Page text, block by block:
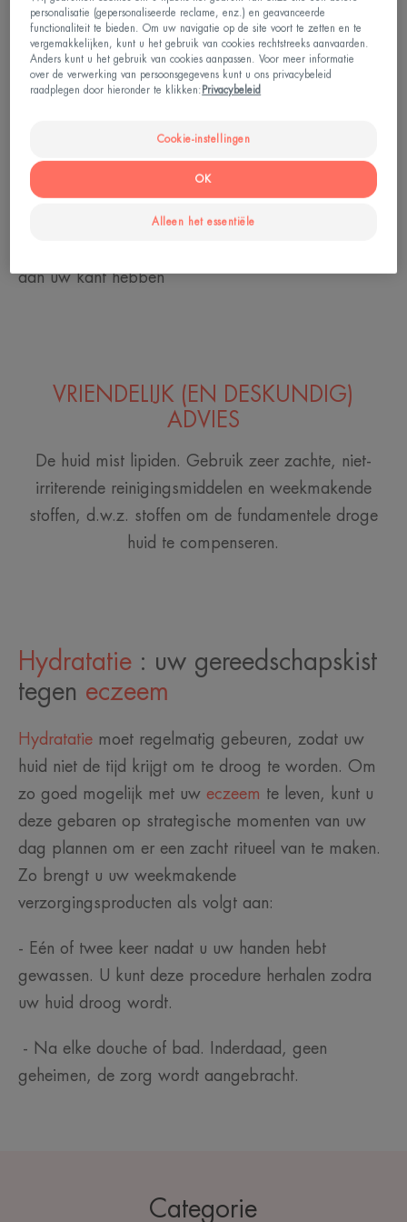
Op kantoor, tijdens een afspraakje, de drang om te
krabben is oncontroleerbaar en kan u op de
slechtste momenten in zijn greep houden. De juiste
reflexenhanteren qua hydratatie
Ga naar de badkamer om uw missie te volbrengen:
leer hoe u
met een
product dat speciaal voor uw huid werd ontwikkeld
en ontdek hoe u de technieken om dit aan te
aan uw kant hebben
VRIENDELIJK (EN DESKUNDIG)
ADVIES
De huid mist lipiden. Gebruik zeer zachte, niet-
irriterende reinigingsmiddelen en weekmakende
stoffen, d.w.z. stoffen om de fundamentele droge
huid te compenseren.
Hydratatie : uw gereedschapskist
tegen eczeem
Hydratatie moet regelmatig gebeuren, zodat uw
huid niet de tijd krijgt om te droog te worden. Om
zo goed mogelijk met uw eczeem te leven, kunt u
deze gebaren op strategische momenten van uw
dag plannen om er een zacht ritueel van te maken.
Zo brengt u uw weekmakende
verzorgingsproducten als volgt aan:
- Eén of twee keer nadat u uw handen hebt
gewassen. U kunt deze procedure herhalen zodra
uw huid droog wordt.
- Na elke douche of bad. Inderdaad, geen
geheimen, de zorg wordt aangebracht.
Categorie
personalisatie (gepersonaliseerde reclame, enz.) en geavanceerde
functionaliteit te bieden. Om uw navigatie op de site voort te zetten en te
vergemakkelijken, kunt u het gebruik van cookies rechtstreeks aanvaarden.
Anders kunt u het gebruik van cookies aanpassen. Voor meer informatie
over de verwerking van persoonsgegevens kunt u ons privacybeleid
raadplegen door hieronder te klikken: Privacybeleid
Cookie-instellingen
Alleen het essentiële
OK